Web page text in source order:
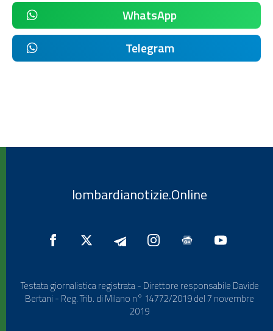
WhatsApp
Telegram
lombardianotizie.Online
Testata giornalistica registrata - Direttore responsabile Davide
Bertani - Reg. Trib. di Milano n° 14772/2019 del 7 novembre
2019